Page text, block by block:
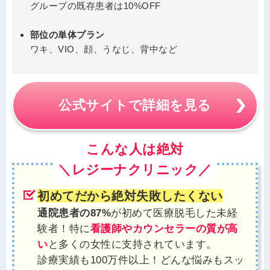
グループの既存患者は10%OFF
部位の単体プラン
ワキ、VIO、顔、うなじ、背中など
公式サイトで詳細を見る
こんな人は絶対
＼レジーナクリニック／
初めてだから絶対失敗したくない
通院患者の87%が初めて医療脱毛した未経
験者！特に看護師やカウンセラーの質が高
い と多くの女性に支持されています。
診療実績も100万件以上！どんな悩みもスッ